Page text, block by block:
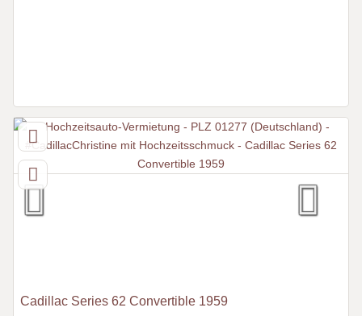
Cadillac Series 62 Convertible 1959